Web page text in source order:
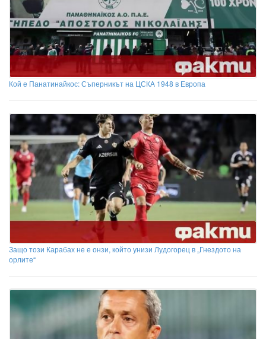
Кой е Панатинайкос: Съперникът на ЦСКА 1948 в Европа
Защо този Карабах не е онзи, който унизи Лудогорец в „Гнездото на
орлите“